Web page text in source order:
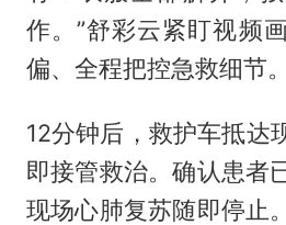
作。”舒彩云紧盯视频
偏、全程把控急救细节。
12分钟后，救护车抵达
即接管救治。确认患者
现场心肺复苏随即停止